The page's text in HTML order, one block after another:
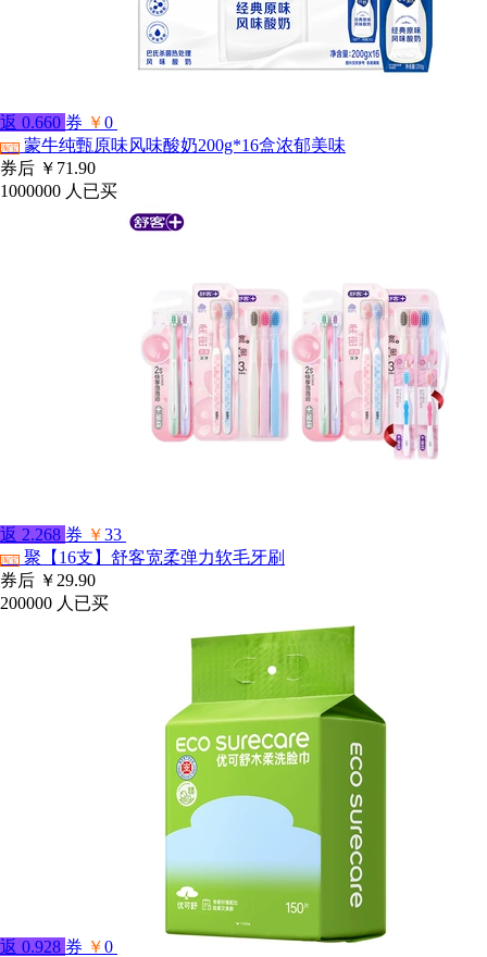
返 0.660 券 ￥0
淘宝 蒙牛纯甄原味风味酸奶200g*16盒浓郁美味
券后 ￥71.90
1000000 人已买
返 2.268 券 ￥33
淘宝 聚【16支】舒客宽柔弹力软毛牙刷
券后 ￥29.90
200000 人已买
返 0.928 券 ￥0